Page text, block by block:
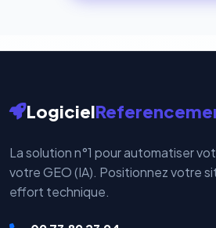
Logiciel
La solution n°1 pour automatiser
votre GEO (IA). Positionnez votre
effort technique.